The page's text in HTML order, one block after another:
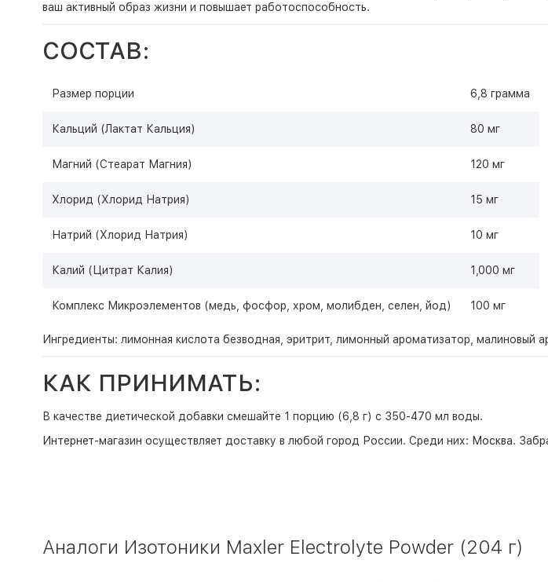
ваш активный образ жизни и повышает работоспособность.
СОСТАВ:
Размер порции 6,8 грамма
Кальций (Лактат Кальция) 80 мг
Магний (Стеарат Магния) 120 мг
Хлорид (Хлорид Натрия) 15 мг
Натрий (Хлорид Натрия) 10 мг
Калий (Цитрат Калия) 1,000 мг
Комплекс Микроэлементов (медь, фосфор, хром, молибден, селен, йод) 100 мг
Ингредиенты: лимонная кислота безводная, эритрит, лимонный ароматизатор, малиновый
КАК ПРИНИМАТЬ:
В качестве диетической добавки смешайте 1 порцию (6,8 г) с 350-470 мл воды.
Интернет-магазин осуществляет доставку в любой город России. Среди них: Москва.
Аналоги Изотоники Maxler Electrolyte Powder (204 г)